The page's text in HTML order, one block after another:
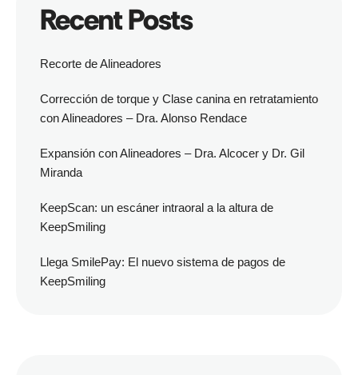
Recent Posts
Recorte de Alineadores
Corrección de torque y Clase canina en retratamiento
con Alineadores – Dra. Alonso Rendace
Expansión con Alineadores – Dra. Alcocer y Dr. Gil
Miranda
KeepScan: un escáner intraoral a la altura de
KeepSmiling
Llega SmilePay: El nuevo sistema de pagos de
KeepSmiling